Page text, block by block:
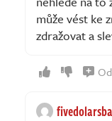
může vést ke
zdražovat a